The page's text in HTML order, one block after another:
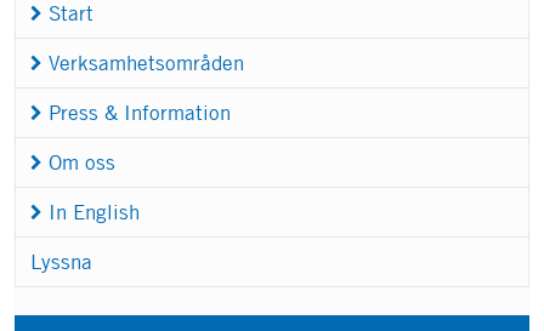
Start
Verksamhetsområden
Press & Information
Om oss
In English
Lyssna